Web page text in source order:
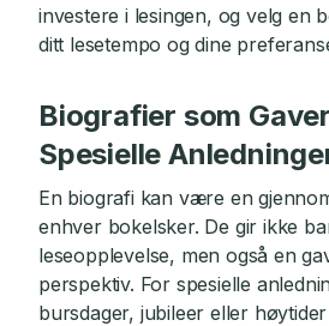
investere i lesingen, og velg en
ditt lesetempo og dine
Biografier som
Spesielle
En biografi kan være en
enhver bokelsker. De gir ikke
leseopplevelse, men også en
perspektiv. For spesielle
bursdager, jubileer eller